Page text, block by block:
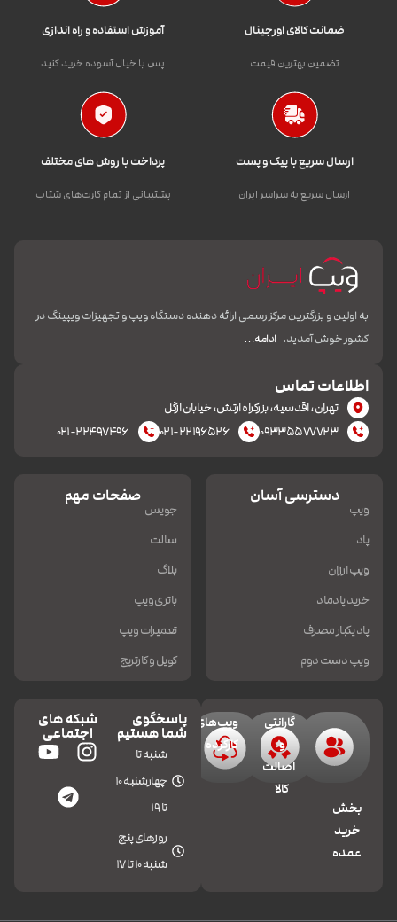
ضمانت کالای اورجینال
تضمین بهترین قیمت
آموزش استفاده و راه اندازی
پس با خیال آسوده خرید کنید
ارسال سریع با پیک و پست
ارسال سریع به سراسر ایران
پرداخت با روش های مختلف
پشتیبانی از تمام کارت‌های شتاب
به اولین و بزرگترین مرکز رسمی ارائه دهنده دستگاه ویپ و تجهیزات ویپینگ در
کشور خوش آمدید. ادامه…
اطلاعات تماس
تهران، اقدسیه، بزرکراه ارتش، خیابان ازگل
۰۹۳۳۵۵۷۷۷۲۳
۰۲۱-۲۲۱۹۶۵۲۶ ۰۲۱-۲۲۴۹۷۴۹۶
دسترسی آسان
ویپ
پاد
ویپ ارزان
خرید پادماد
پاد یکبار مصرف
ویپ دست دوم
صفحات مهم
جویس
سالت
بلاگ
باتری ویپ
تعمیرات ویپ
کویل و کارتریج
بخش
خرید
عمده
گارانتی
و
اصالت
کالا
ویپ‌های
کارکرده
پاسخگوی
شما هستیم
شنبه تا
چهارشنبه 10
تا 19
روزهای پنج
شنبه 10 تا 17
شبکه های
اجتماعی